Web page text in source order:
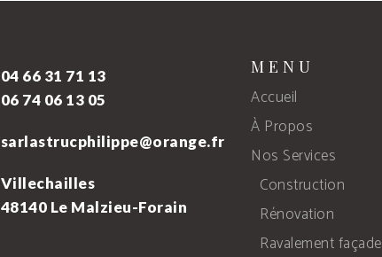
04 66 31 71 13
06 74 06 13 05
sarlastrucphilippe@orange.fr
Villechailles
48140 Le Malzieu-Forain
MENU
Accueil
À Propos
Nos Services
Construction
Rénovation
Ravalement façade